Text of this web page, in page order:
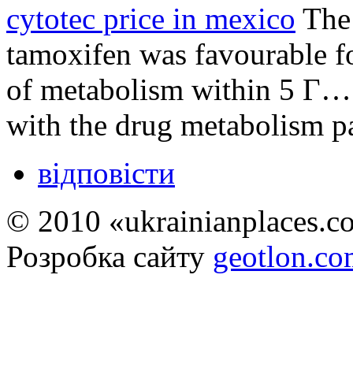
cytotec price in mexico
tamoxifen was favourable
of metabolism within 5
with the drug metabolism
відповісти
© 2010
Розробка сайту